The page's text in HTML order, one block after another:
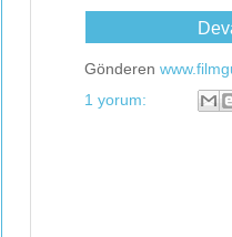
Gönderen
1 yorum: